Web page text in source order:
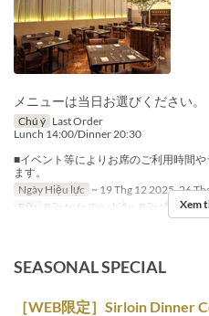
メニューは当日お選びください。
Chú ý Last Order
Lunch 14:00/Dinner 20:30
■イベント等によりお席のご利用時間
ます。
Ngày Hiệu lực ~ 19 Thg 12 2025, 26
Bữa
Bữa trưa, Trà chiều, Bữa tối Giới
Xem
SEASONAL SPECIAL
［WEB限定］Sirloin Dinner